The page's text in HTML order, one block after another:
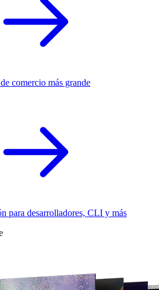
comercio más grande
para desarrolladores, CLI y más